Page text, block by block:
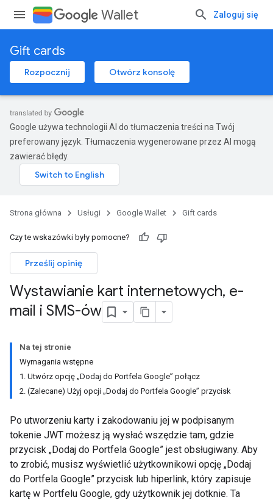
Wallet Zaloguj się
Gift cards
Rozpocznij Otwórz konsolę
Google używa technologii AI do tłumaczenia treści na Twój
preferowany język. Tłumaczenia wygenerowane przez AI mogą
zawierać błędy.
Strona główna Usługi Google Wallet Gift cards
Czy te wskazówki były pomocne?
Prześlij opinię
Wystawianie kart internetowych, e-
mail i SMS-ów
Na tej stronie
Wymagania wstępne
1. Utwórz opcję „Dodaj do Portfela Google” połącz
2. (Zalecane) Użyj opcji „Dodaj do Portfela Google” przycisk
Po utworzeniu karty i zakodowaniu jej w podpisanym
tokenie JWT możesz ją wysłać wszędzie tam, gdzie
przycisk „Dodaj do Portfela Google” jest obsługiwany. Aby
to zrobić, musisz wyświetlić użytkownikowi opcję „Dodaj
do Portfela Google” przycisk lub hiperlink, który zapisuje
kartę w Portfelu Google, gdy użytkownik jej dotknie. Ta